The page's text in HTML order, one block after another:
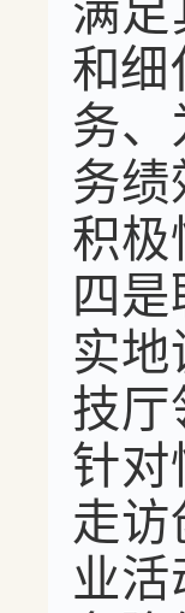
满足
和细
务、
务绩
积极
四
实地
技厅
针对
走访
业